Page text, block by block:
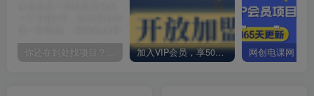
你还在到处找项目？还在当韭菜？我却靠卖项目一个月赚5万，曾经我也和你一样懵懂。 加入VIP会员，享50%的推广提成，免费学习多种网上创业课程，菜鸟秒变大神！